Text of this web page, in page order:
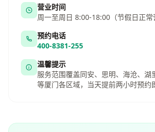
营业时间
周一至周日 8:00-18:00（节假日正常
预约电话
400-8381-255
温馨提示
服务范围覆盖同安、思明、海沧、湖
等厦门各区域，当天提前两小时预约